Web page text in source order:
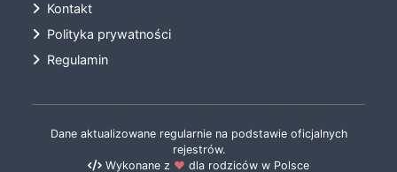
Kontakt
Polityka prywatności
Regulamin
Dane aktualizowane regularnie na podstawie oficjalnych
rejestrów.
Wykonane z ❤️ dla rodziców w Polsce